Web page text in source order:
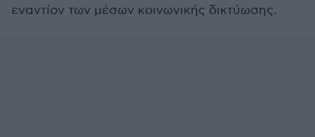
εναντίον των μέσων κοινωνικής δικτύωσης.